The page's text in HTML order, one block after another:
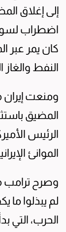
إلى إغلاق
اضطراب
النفط
ومنعت إيران
المضيق
‌الرئيس
الموانئ
وصرح ترامب
لم يبذلوا ما
الحرب، التي